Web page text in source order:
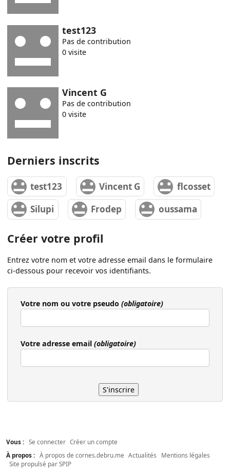
test123
Pas de contribution
0 visite
Vincent G
Pas de contribution
0 visite
Derniers inscrits
test123 Vincent G
flcosset
Silupi
Frodep oussama
Créer votre profil
Entrez votre nom et votre adresse email dans le formulaire
ci-dessous pour recevoir vos identifiants.
Votre nom ou votre pseudo(obligatoire)
Votre adresse email(obligatoire)
Vous : Se connecter Créer un compte
À propos : À propos de cornes.debru.me Actualités
Mentions légales
Site propulsé par SPIP